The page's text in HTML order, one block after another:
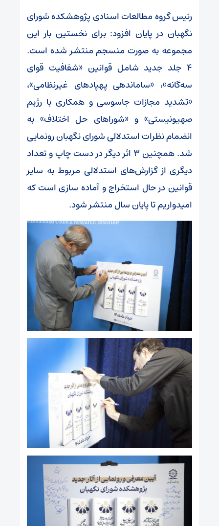
رئیس گروه مطالعات اسنادی پژوهشکده شورای
نگهبان در پایان افزود: برای نخستین بار این
مجموعه به صورت منسجم منتشر شده است.
۴ جلد جدید شامل قوانین «شفافیت قوای
سه‌گانه»، «ساماندهی پهپادهای غیرنظامی»،
«تشدید مجازات جاسوسی و همکاری با رژیم
صهیونیستی» و «شوراهای حل اختلاف» به
انضمام نظرات استدلالی شورای نگهبان رونمایی
شد. همچنین ۳ اثر دیگر در دست چاپ و تعداد
دیگری از گزارش‌های استدلالی مربوط به سایر
قوانین در حال استخراج و آماده سازی است که
امیدواریم تا پایان سال منتشر شود.